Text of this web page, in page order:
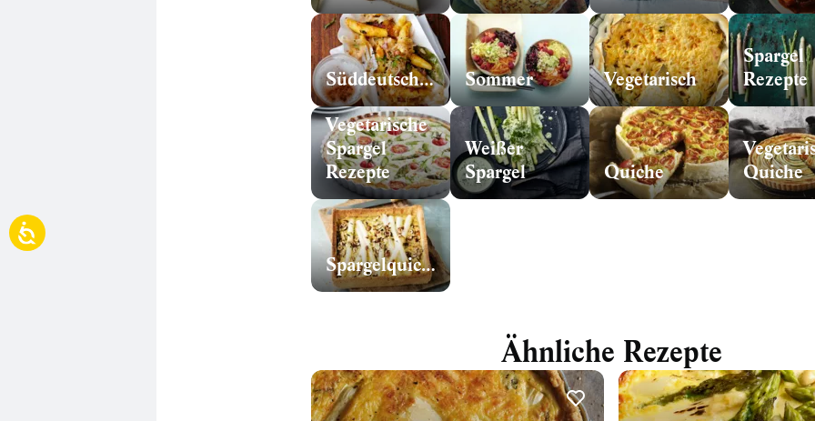
Süddeutschland Sommer Vegetarisch
Spargel
Rezepte
Vegetarische
Spargel
Rezepte
Weißer
Spargel
Quiche
Quiche
Spargelquiche
Ähnliche Rezepte